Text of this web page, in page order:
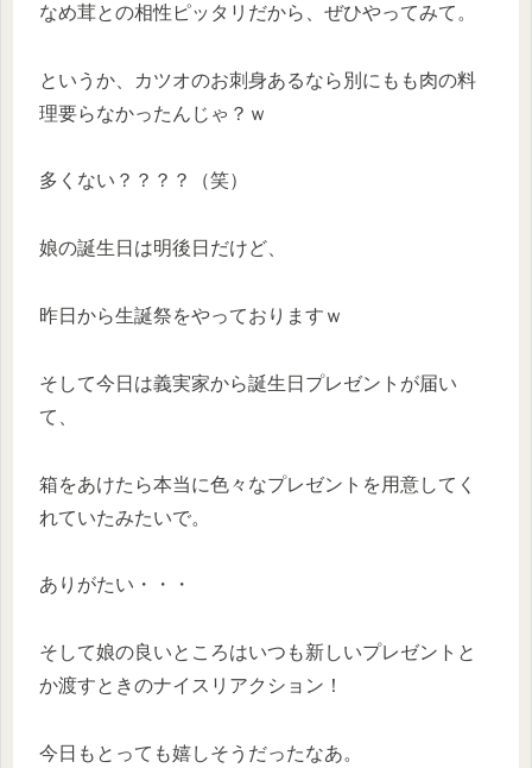
なめ茸との相性ピッタリだから、ぜひやってみて。
というか、カツオのお刺身あるなら別にもも肉の料
理要らなかったんじゃ？ｗ
多くない？？？？（笑）
娘の誕生日は明後日だけど、
昨日から生誕祭をやっておりますｗ
そして今日は義実家から誕生日プレゼントが届い
て、
箱をあけたら本当に色々なプレゼントを用意してく
れていたみたいで。
ありがたい・・・
そして娘の良いところはいつも新しいプレゼントと
か渡すときのナイスリアクション！
今日もとっても嬉しそうだったなあ。